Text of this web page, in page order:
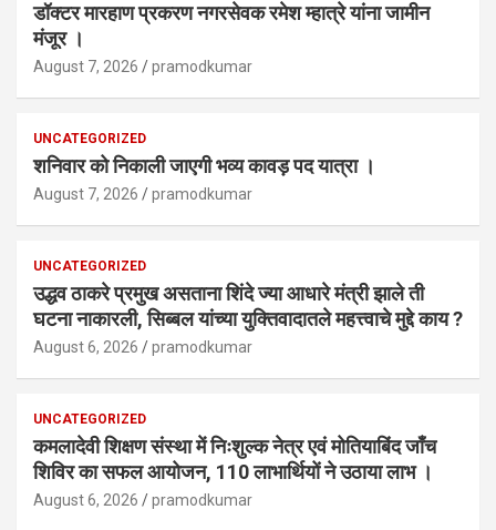
डॉक्टर मारहाण प्रकरण नगरसेवक रमेश म्हात्रे यांना जामीन
मंजूर ।
August 7, 2026 pramodkumar
UNCATEGORIZED
शनिवार को निकाली जाएगी भव्य कावड़ पद यात्रा ।
August 7, 2026 pramodkumar
UNCATEGORIZED
उद्धव ठाकरे प्रमुख असताना शिंदे ज्या आधारे मंत्री झाले ती
घटना नाकारली, सिब्बल यांच्या युक्तिवादातले महत्त्वाचे मुद्दे काय ?
August 6, 2026 pramodkumar
UNCATEGORIZED
कमलादेवी शिक्षण संस्था में निःशुल्क नेत्र एवं मोतियाबिंद जाँच
शिविर का सफल आयोजन, 110 लाभार्थियों ने उठाया लाभ ।
August 6, 2026 pramodkumar